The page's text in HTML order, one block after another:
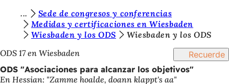
Saltar al contenido
t
á
s
Sede de congresos y conferencias
Medidas y certificaciones en Wiesbaden
Wiesbaden y los ODS
Wiesbaden y los ODS
ODS 17 en Wiesbaden
Recuerde
ODS "Asociaciones para alcanzar los objetivos"
En Hessian: "Zamme hoalde, doann klappt's aa"